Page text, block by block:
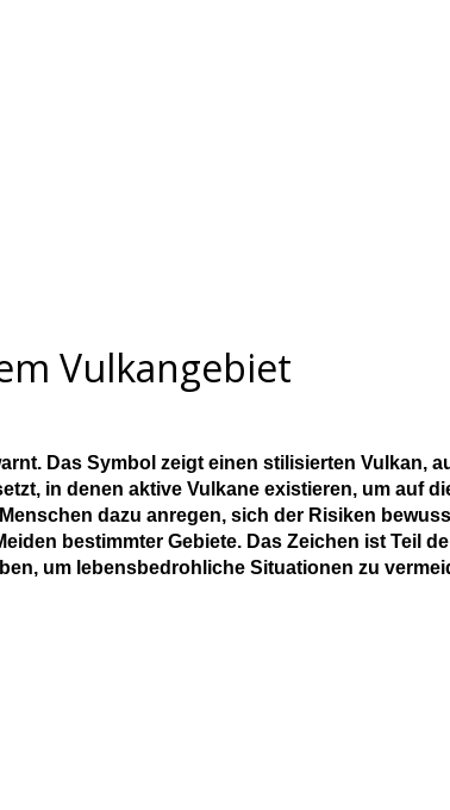
Vulkangebiet
Das Symbol zeigt einen stilisierten Vulkan,
in denen aktive Vulkane existieren, um auf
dazu anregen, sich der Risiken
bestimmter Gebiete. Das Zeichen ist Teil
um lebensbedrohliche Situationen zu